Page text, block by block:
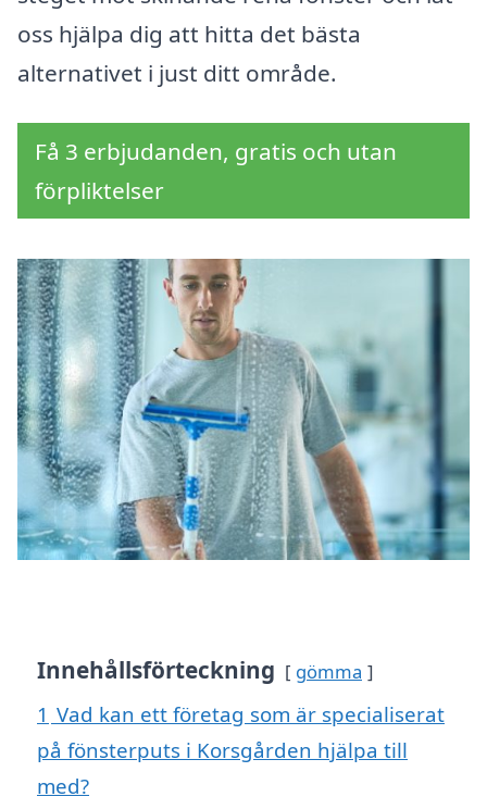
oss hjälpa dig att hitta det bästa
alternativet i just ditt område.
Få 3 erbjudanden, gratis och utan
förpliktelser
Innehållsförteckning gömma
1 Vad kan ett företag som är specialiserat
på fönsterputs i Korsgården hjälpa till
med?